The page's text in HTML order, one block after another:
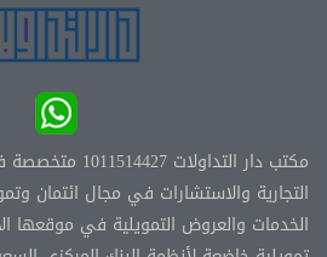
مكتب دار
التجارية والاستشارات في مجال ائتمان
الخدمات والعروض التمويلية في موقعها